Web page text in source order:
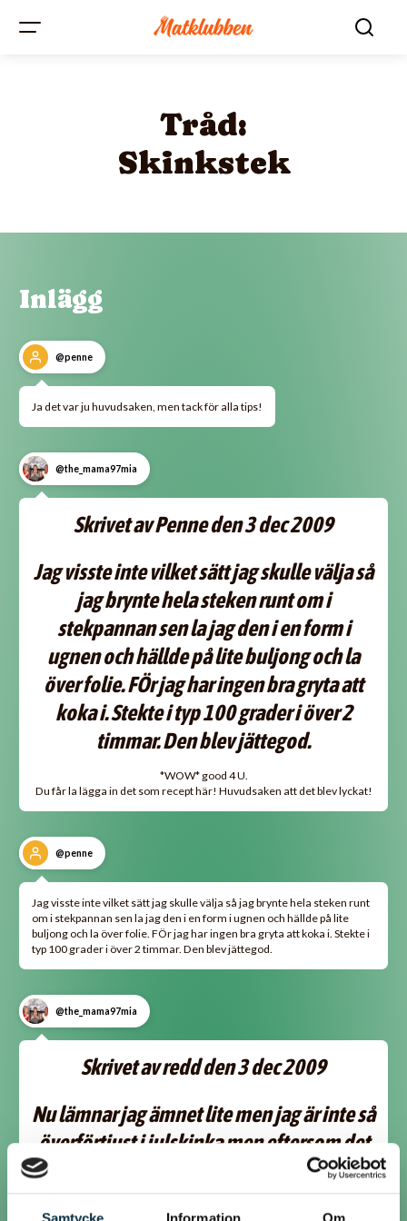
Tråd:
Skinkstek
Inlägg
@penne
Ja det var ju huvudsaken, men tack för alla tips!
@the_mama97mia
Skrivet av Penne den 3 dec 2009
Jag visste inte vilket sätt jag skulle välja så
jag brynte hela steken runt om i
stekpannan sen la jag den i en form i
ugnen och hällde på lite buljong och la
över folie. FÖr jag har ingen bra gryta att
koka i. Stekte i typ 100 grader i över 2
timmar. Den blev jättegod.
*WOW* good 4 U.
Du får la lägga in det som recept här! Huvudsaken att det blev lyckat!
@penne
Jag visste inte vilket sätt jag skulle välja så jag brynte hela steken runt
om i stekpannan sen la jag den i en form i ugnen och hällde på lite
buljong och la över folie. FÖr jag har ingen bra gryta att koka i. Stekte i
typ 100 grader i över 2 timmar. Den blev jättegod.
@the_mama97mia
Skrivet av redd den 3 dec 2009
Nu lämnar jag ämnet lite men jag är inte så
överförtjust i julskinka men eftersom det
alltid är lockvara kostar dom ju nästan
ingenting för stunden.